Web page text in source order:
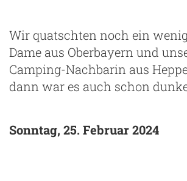
Wir quatschten noch ein
Dame aus Oberbayern und
Camping-Nachbarin aus
dann war es auch schon
Sonntag, 25. Februar 2024